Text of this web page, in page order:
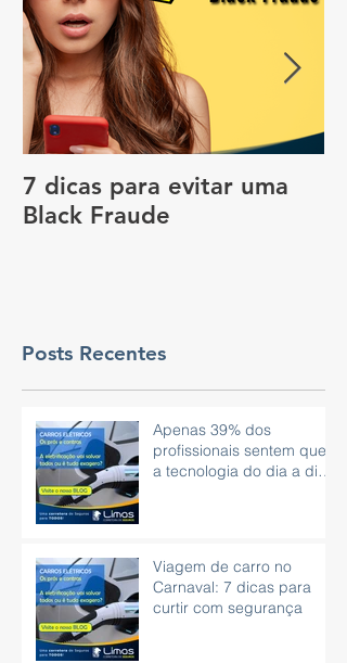
7 dicas para evitar uma
Black Fraude
Posts Recentes
Apenas 39% dos
profissionais sentem que
a tecnologia do dia a dia
Viagem de carro no
Carnaval: 7 dicas para
curtir com segurança